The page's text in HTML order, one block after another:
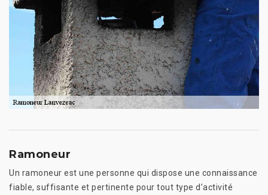
Ramoneur
Un ramoneur est une personne qui dispose une connaissance
fiable, suffisante et pertinente pour tout type d’activité